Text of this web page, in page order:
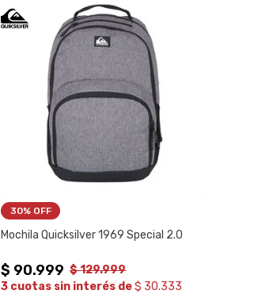
30% OFF
Mochila Quicksilver 1969 Special 2.0
$ 90.999 $129.999
3 cuotas sin interés de$ 30.333